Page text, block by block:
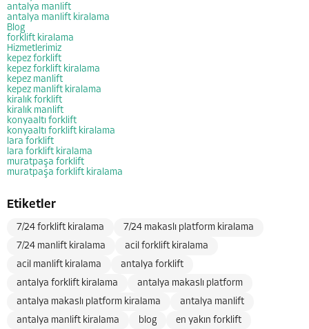
antalya manlift
antalya manlift kiralama
Blog
forklift kiralama
Hizmetlerimiz
kepez forklift
kepez forklift kiralama
kepez manlift
kepez manlift kiralama
kiralık forklift
kiralık manlift
konyaaltı forklift
konyaaltı forklift kiralama
lara forklift
lara forklift kiralama
muratpaşa forklift
muratpaşa forklift kiralama
Etiketler
7/24 forklift kiralama
7/24 makaslı platform kiralama
7/24 manlift kiralama
acil forklift kiralama
acil manlift kiralama
antalya forklift
antalya forklift kiralama
antalya makaslı platform
antalya makaslı platform kiralama
antalya manlift
antalya manlift kiralama
blog
en yakın forklift